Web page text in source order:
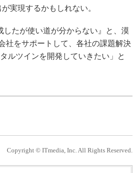
実現するかもしれない。
たが使い道が分からない』と、漠
社をサポートして、各社の課題解決
ルツインを開発していきたい」と
Copyright © ITmedia, Inc. All Rights Reserved.